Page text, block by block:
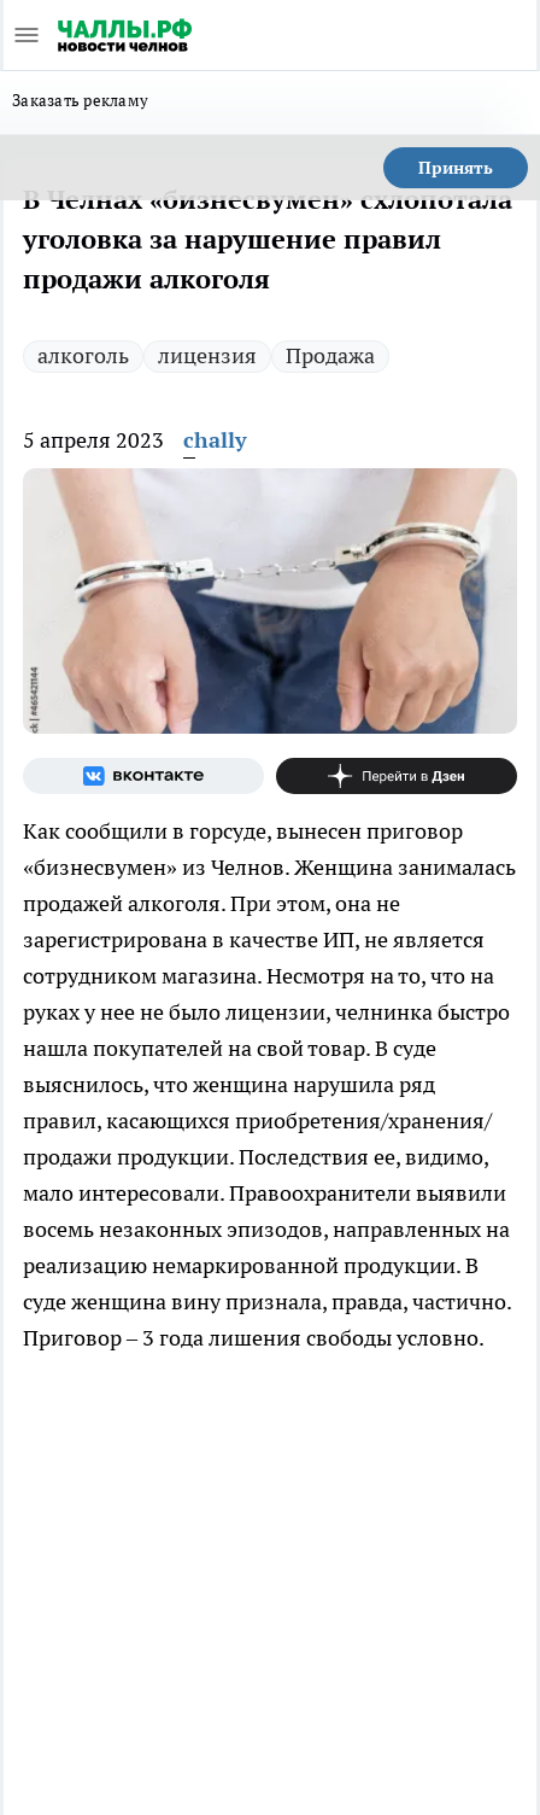
Заказать рекламу
Принять
В Челнах «бизнесвумен» схлопотала
уголовка за нарушение правил
продажи алкоголя
алкоголь лицензия Продажа
5 апреля 2023 chally
Как сообщили в горсуде, вынесен приговор
«бизнесвумен» из Челнов. Женщина занималась
продажей алкоголя. При этом, она не
зарегистрирована в качестве ИП, не является
сотрудником магазина. Несмотря на то, что на
руках у нее не было лицензии, челнинка быстро
нашла покупателей на свой товар. В суде
выяснилось, что женщина нарушила ряд
правил, касающихся приобретения/хранения/
продажи продукции. Последствия ее, видимо,
мало интересовали. Правоохранители выявили
восемь незаконных эпизодов, направленных на
реализацию немаркированной продукции. В
суде женщина вину признала, правда, частично.
Приговор – 3 года лишения свободы условно.